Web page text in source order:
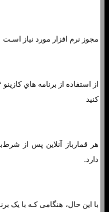
مجوز نرم افزار مورد نیاز اسـت
کنید
هر قمارباز آنلاین پس از
دارد.
با این حال، هنگامی کـه با یک